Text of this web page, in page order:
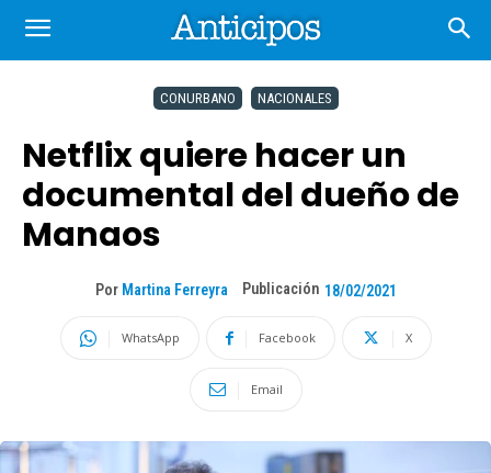
CONURBANO NACIONALES
Netflix quiere hacer un
documental del dueño de
Manaos
Por Martina Ferreyra Publicación 18/02/2021
WhatsApp Facebook X
Email